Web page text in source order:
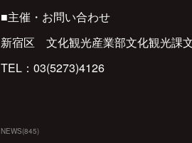
■主催・お問い合わせ
新宿区 文化観光産業部文化観光課
TEL：03(5273)4126
NEWS(845)